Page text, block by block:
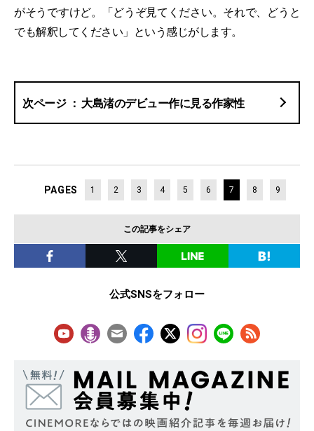
がそうですけど。「どうぞ見てください。それで、どうと
でも解釈してください」という感じがします。
大島渚のデビュー作に見る作家性
PAGES 1 2 3 4 5 6 7 8 9
この記事をシェア
公式SNSをフォロー